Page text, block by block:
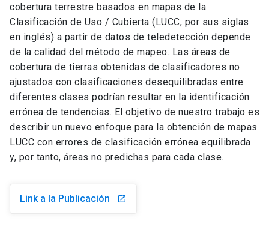
cobertura terrestre basados en mapas de la
Clasificación de Uso / Cubierta (LUCC, por sus siglas
en inglés) a partir de datos de teledetección depende
de la calidad del método de mapeo. Las áreas de
cobertura de tierras obtenidas de clasificadores no
ajustados con clasificaciones desequilibradas entre
diferentes clases podrían resultar en la identificación
errónea de tendencias. El objetivo de nuestro trabajo es
describir un nuevo enfoque para la obtención de mapas
LUCC con errores de clasificación errónea equilibrada
y, por tanto, áreas no predichas para cada clase.
Link a la Publicación launch